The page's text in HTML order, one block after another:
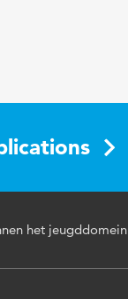
het jeugddomein